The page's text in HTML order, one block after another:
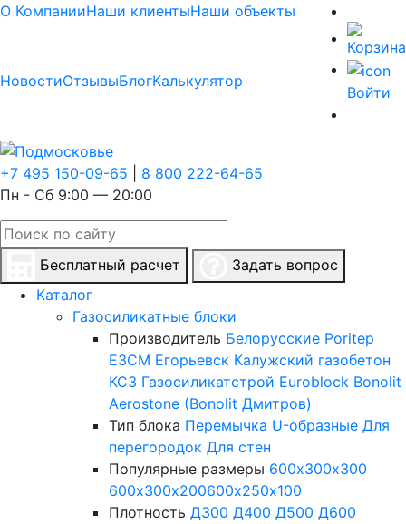
О КомпанииНаши клиентыНаши объекты
НовостиОтзывыБлогКалькулятор
Войти
+7 495 150-09-65
8 800 222-64-65
Пн - Сб 9:00 — 20:00
Бесплатный расчет
Задать вопрос
Каталог
Газосиликатные блоки
Производитель Белорусские Poritep
ЕЗСМ Егорьевск Калужский газобетон
КСЗ Газосиликатстрой Euroblock Bonolit
Aerostone (Bonolit Дмитров)
Тип блока Перемычка U-образные Для
перегородок Для стен
Популярные размеры 600х300х300
600х300х200600х250х100
Плотность Д300 Д400 Д500 Д600